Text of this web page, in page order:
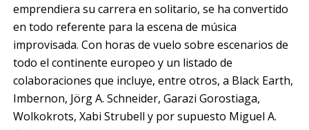
emprendiera su carrera en solitario, se ha convertido
en todo referente para la escena de música
improvisada. Con horas de vuelo sobre escenarios de
todo el continente europeo y un listado de
colaboraciones que incluye, entre otros, a Black Earth,
Imbernon, Jörg A. Schneider, Garazi Gorostiaga,
Wolkokrots, Xabi Strubell y por supuesto Miguel A.